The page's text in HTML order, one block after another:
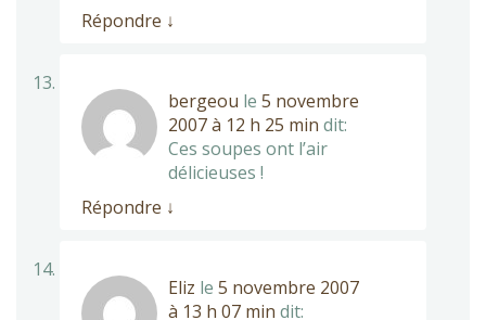
Répondre ↓
bergeou le 5 novembre
2007 à 12 h 25 min dit:
Ces soupes ont l’air
délicieuses !
Répondre ↓
Eliz le 5 novembre 2007
à 13 h 07 min dit: